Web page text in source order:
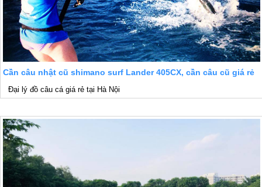
Cần câu nhật cũ shimano surf Lander 405CX, cần câu cũ giá rẻ
Đại lý đồ câu cá giá rẻ tại Hà Nội